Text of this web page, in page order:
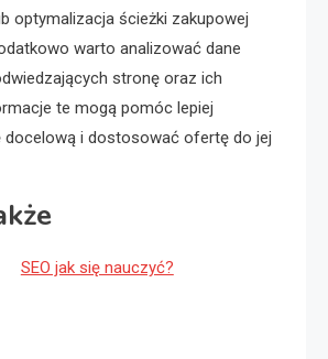
optymalizacja ścieżki zakupowej
warto analizować dane
stronę oraz ich
te mogą pomóc lepiej
docelową i dostosować ofertę do jej
SEO jak się nauczyć?